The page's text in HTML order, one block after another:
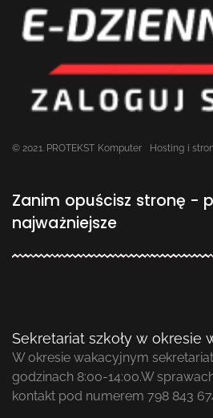
© 2021. PROTEKST Komputer Hosting i
Zanim opuścisz stronę -
najważniejsze
Sekretariat szkoły w okresie
W okresie wakacyjnym
godzinach 8:00-14:00.W
kontakt pod numerem 798 843